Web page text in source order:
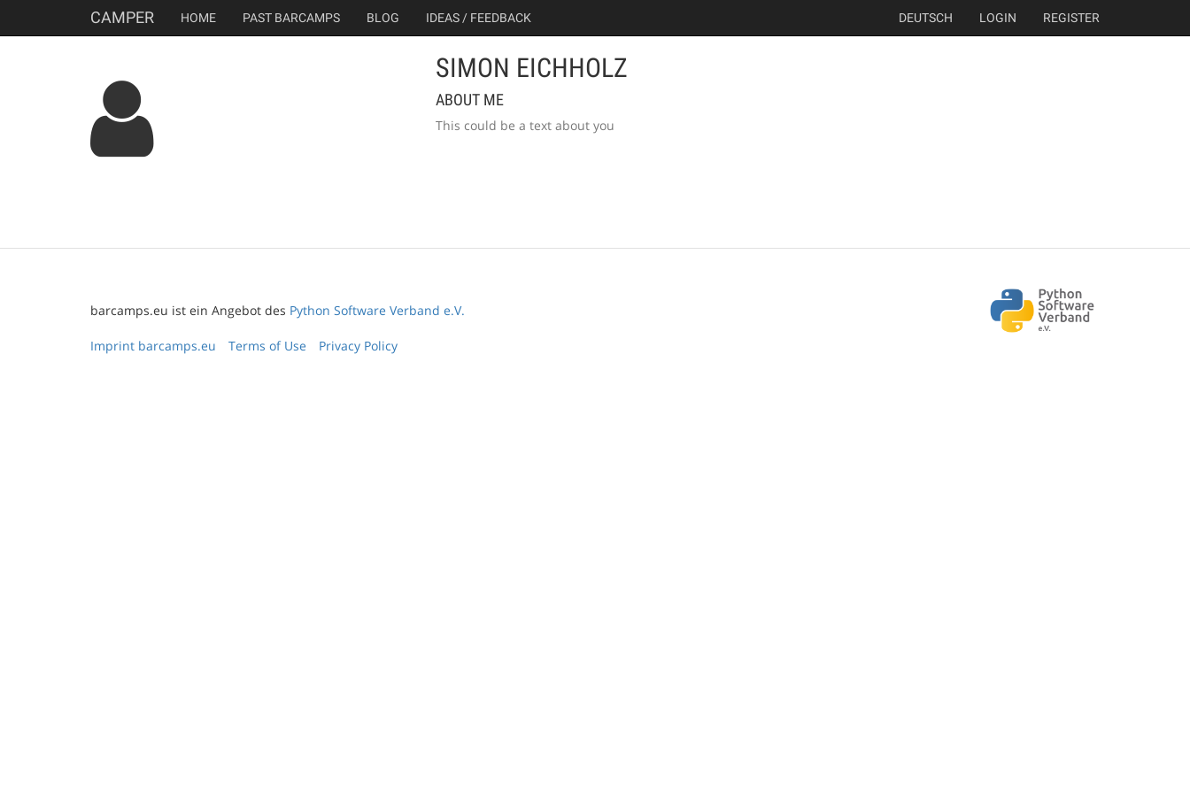
CAMPER HOME PAST BARCAMPS BLOG IDEAS / FEEDBACK DEUTSCH LOGIN REGISTER
SIMON EICHHOLZ
ABOUT ME
This could be a text about you
barcamps.eu ist ein Angebot des Python Software Verband e.V.
Imprint barcamps.eu Terms of Use Privacy Policy